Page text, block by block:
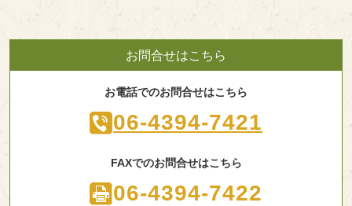
お問合せはこちら
お電話でのお問合せはこちら
06-4394-7421
FAXでのお問合せはこちら
06-4394-7422